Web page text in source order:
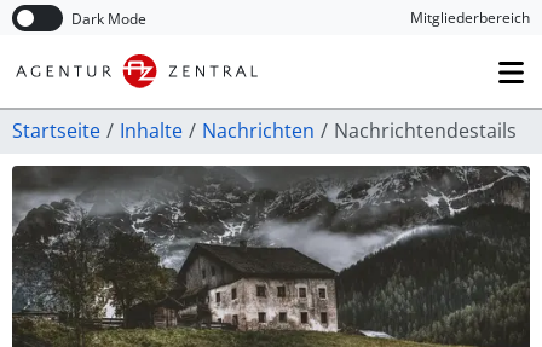
Dark Mode
Navigation überspringenMitglieder­bereich
Startseite Inhalte Nachrichten Nachrichtendestails